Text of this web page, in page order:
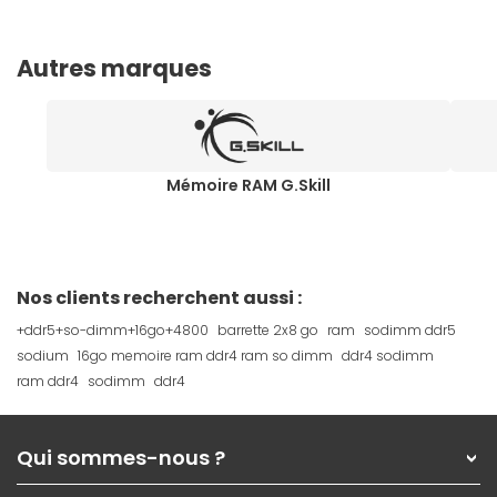
Autres marques
Mémoire RAM G.Skill
Nos clients recherchent aussi :
+ddr5+so-dimm+16go+4800 barrette 2x8 go ram sodimm ddr5
sodium 16go memoire ram ddr4 ram so dimm ddr4 sodimm
ram ddr4 sodimm ddr4
Qui sommes-nous ?